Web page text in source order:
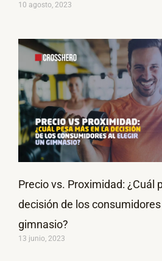
10 agosto, 2023
Precio vs. Proximidad: ¿Cuál
decisión de los
gimnasio?
13 junio, 2023